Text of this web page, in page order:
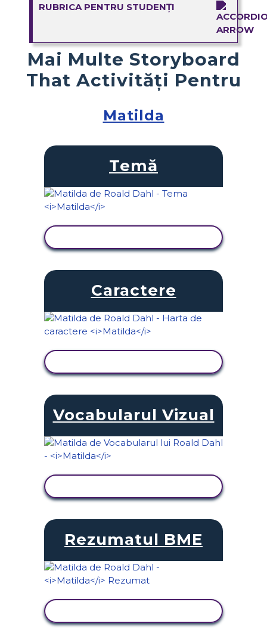
RUBRICA PENTRU STUDENȚI
Mai Multe Storyboard
That Activități Pentru
Matilda
Temă
Caractere
Vocabularul Vizual
Rezumatul BME